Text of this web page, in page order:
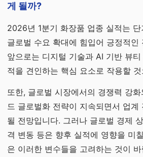
게 될까?
2026년 1분기 화장품 업종 실적는
글로벌 수요 확대에 힘입어 긍정적인
앞으로는 디지털 기술과 AI 기반 뷰
적을 견인하는 핵심 요소로 작용할
또한, 글로벌 시장에서의 경쟁력 강
드 글로벌화 전략이 지속되면서 업계
될 전망입니다. 그러나 글로벌 경제
격 변동 등은 향후 실적에 영향을 미
은 이러한 변수들을 고려하는 것이